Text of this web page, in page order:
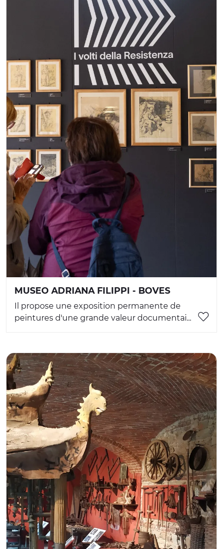
MUSEO ADRIANA FILIPPI - BOVES
Il propose une exposition permanente de
peintures d'une grande valeur documentai...